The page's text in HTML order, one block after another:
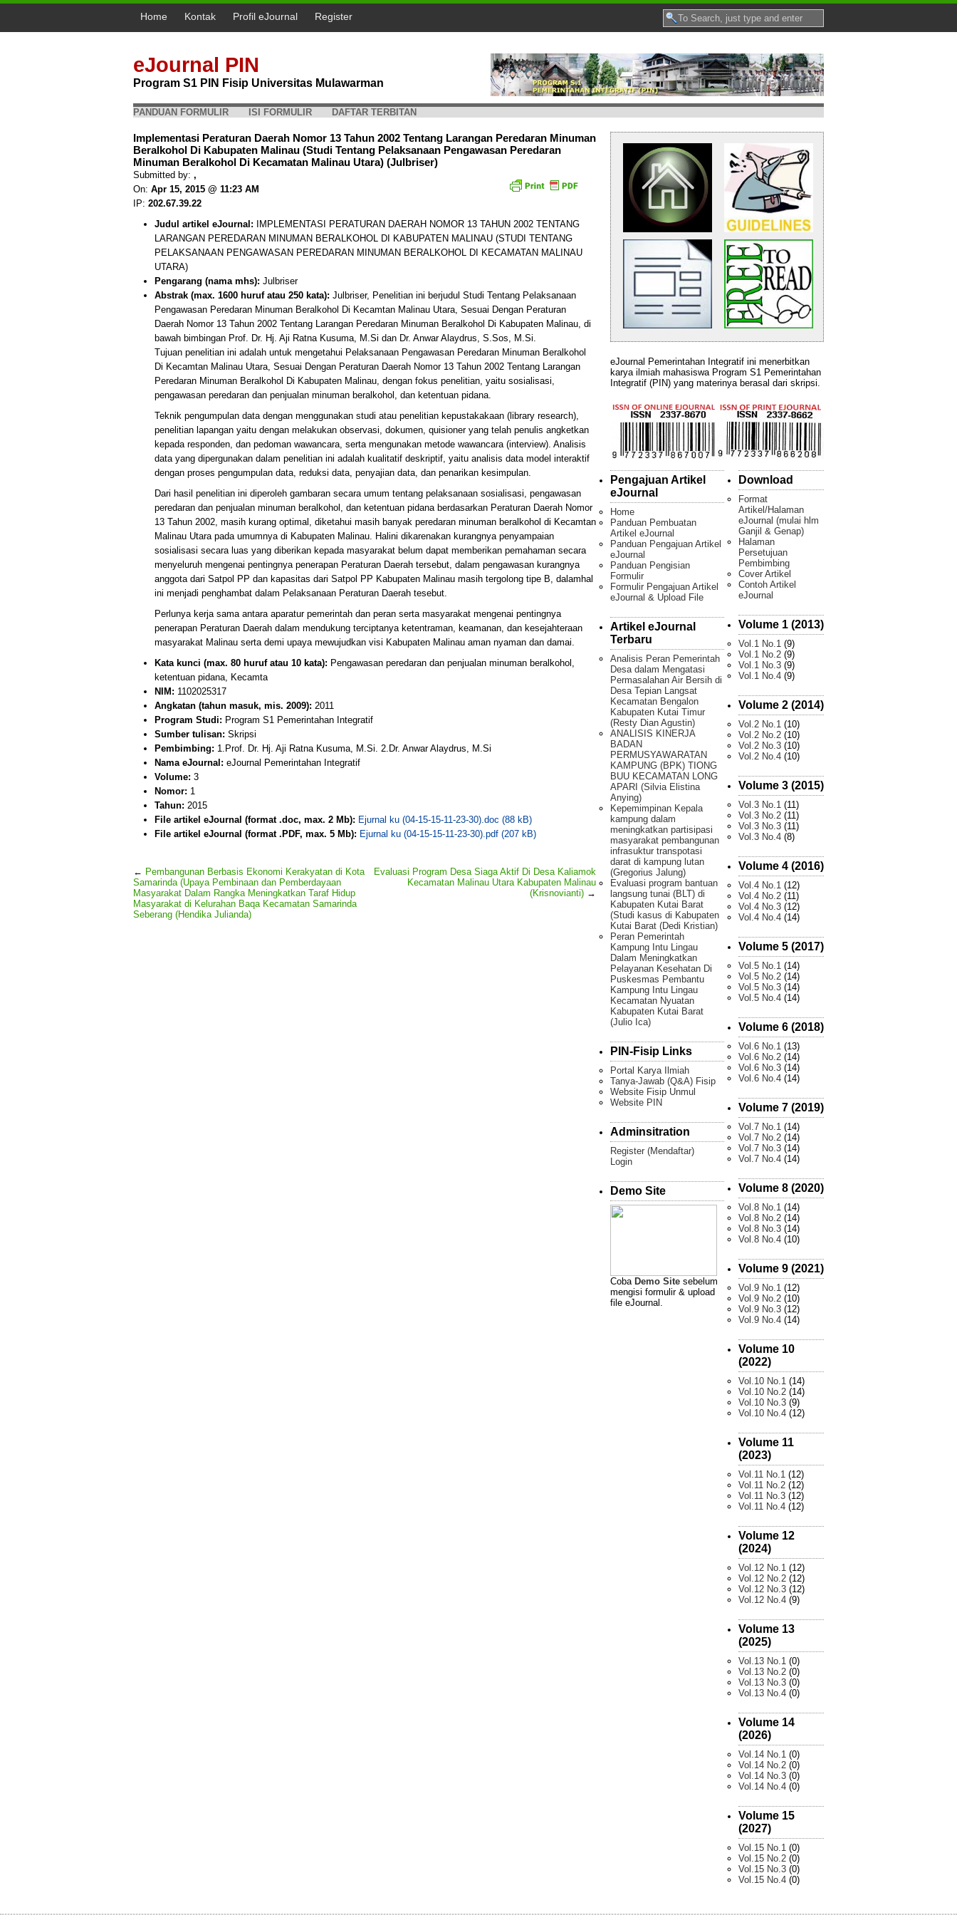
Home Kontak Profil eJournal Register
eJournal PIN
Program S1 PIN Fisip Universitas Mulawarman
PANDUAN FORMULIR ISI FORMULIR DAFTAR TERBITAN
Implementasi Peraturan Daerah Nomor 13 Tahun 2002 Tentang Larangan Peredaran Minuman
Beralkohol Di Kabupaten Malinau (Studi Tentang Pelaksanaan Pengawasan Peredaran
Minuman Beralkohol Di Kecamatan Malinau Utara) (Julbriser)
Submitted by: ,
On: Apr 15, 2015 @ 11:23 AM
IP: 202.67.39.22
Judul artikel eJournal: IMPLEMENTASI PERATURAN DAERAH NOMOR 13 TAHUN 2002 TENTANG
LARANGAN PEREDARAN MINUMAN BERALKOHOL DI KABUPATEN MALINAU (STUDI TENTANG
PELAKSANAAN PENGAWASAN PEREDARAN MINUMAN BERALKOHOL DI KECAMATAN MALINAU
UTARA)
Pengarang (nama mhs): Julbriser
Abstrak (max. 1600 huruf atau 250 kata): Julbriser, Penelitian ini berjudul Studi Tentang Pelaksanaan
Pengawasan Peredaran Minuman Beralkohol Di Kecamtan Malinau Utara, Sesuai Dengan Peraturan
Daerah Nomor 13 Tahun 2002 Tentang Larangan Peredaran Minuman Beralkohol Di Kabupaten Malinau, di
bawah bimbingan Prof. Dr. Hj. Aji Ratna Kusuma, M.Si dan Dr. Anwar Alaydrus, S.Sos, M.Si.
Tujuan penelitian ini adalah untuk mengetahui Pelaksanaan Pengawasan Peredaran Minuman Beralkohol
Di Kecamtan Malinau Utara, Sesuai Dengan Peraturan Daerah Nomor 13 Tahun 2002 Tentang Larangan
Peredaran Minuman Beralkohol Di Kabupaten Malinau, dengan fokus penelitian, yaitu sosialisasi,
pengawasan peredaran dan penjualan minuman beralkohol, dan ketentuan pidana.
Teknik pengumpulan data dengan menggunakan studi atau penelitian kepustakakaan (library research),
penelitian lapangan yaitu dengan melakukan observasi, dokumen, quisioner yang telah penulis angketkan
kepada responden, dan pedoman wawancara, serta mengunakan metode wawancara (interview). Analisis
data yang dipergunakan dalam penelitian ini adalah kualitatif deskriptif, yaitu analisis data model interaktif
dengan proses pengumpulan data, reduksi data, penyajian data, dan penarikan kesimpulan.
Dari hasil penelitian ini diperoleh gambaran secara umum tentang pelaksanaan sosialisasi, pengawasan
peredaran dan penjualan minuman beralkohol, dan ketentuan pidana berdasarkan Peraturan Daerah Nomor
13 Tahun 2002, masih kurang optimal, diketahui masih banyak peredaran minuman beralkohol di Kecamtan
Malinau Utara pada umumnya di Kabupaten Malinau. Halini dikarenakan kurangnya penyampaian
sosialisasi secara luas yang diberikan kepada masyarakat belum dapat memberikan pemahaman secara
menyeluruh mengenai pentingnya penerapan Peraturan Daerah tersebut, dalam pengawasan kurangnya
anggota dari Satpol PP dan kapasitas dari Satpol PP Kabupaten Malinau masih tergolong tipe B, dalamhal
ini menjadi penghambat dalam Pelaksanaan Peraturan Daerah tesebut.
Perlunya kerja sama antara aparatur pemerintah dan peran serta masyarakat mengenai pentingnya
penerapan Peraturan Daerah dalam mendukung terciptanya ketentraman, keamanan, dan kesejahteraan
masyarakat Malinau serta demi upaya mewujudkan visi Kabupaten Malinau aman nyaman dan damai.
Kata kunci (max. 80 huruf atau 10 kata): Pengawasan peredaran dan penjualan minuman beralkohol,
ketentuan pidana, Kecamta
NIM: 1102025317
Angkatan (tahun masuk, mis. 2009): 2011
Program Studi: Program S1 Pemerintahan Integratif
Sumber tulisan: Skripsi
Pembimbing: 1.Prof. Dr. Hj. Aji Ratna Kusuma, M.Si. 2.Dr. Anwar Alaydrus, M.Si
Nama eJournal: eJournal Pemerintahan Integratif
Volume: 3
Nomor: 1
Tahun: 2015
File artikel eJournal (format .doc, max. 2 Mb): Ejurnal ku (04-15-15-11-23-30).doc (88 kB)
File artikel eJournal (format .PDF, max. 5 Mb): Ejurnal ku (04-15-15-11-23-30).pdf (207 kB)
← Pembangunan Berbasis Ekonomi Kerakyatan di Kota
Samarinda (Upaya Pembinaan dan Pemberdayaan
Masyarakat Dalam Rangka Meningkatkan Taraf Hidup
Masyarakat di Kelurahan Baqa Kecamatan Samarinda
Seberang (Hendika Julianda)
Evaluasi Program Desa Siaga Aktif Di Desa Kaliamok
Kecamatan Malinau Utara Kabupaten Malinau
(Krisnovianti) →
eJournal Pemerintahan Integratif ini menerbitkan
karya ilmiah mahasiswa Program S1 Pemerintahan
Integratif (PIN) yang materinya berasal dari skripsi.
Pengajuan Artikel
eJournal
Home
Panduan Pembuatan
Artikel eJournal
Panduan Pengajuan Artikel
eJournal
Panduan Pengisian
Formulir
Formulir Pengajuan Artikel
eJournal & Upload File
Artikel eJournal
Terbaru
Analisis Peran Pemerintah
Desa dalam Mengatasi
Permasalahan Air Bersih di
Desa Tepian Langsat
Kecamatan Bengalon
Kabupaten Kutai Timur
(Resty Dian Agustin)
ANALISIS KINERJA
BADAN
PERMUSYAWARATAN
KAMPUNG (BPK) TIONG
BUU KECAMATAN LONG
APARI (Silvia Elistina
Anying)
Kepemimpinan Kepala
kampung dalam
meningkatkan partisipasi
masyarakat pembangunan
infrasuktur transpotasi
darat di kampung lutan
(Gregorius Jalung)
Evaluasi program bantuan
langsung tunai (BLT) di
Kabupaten Kutai Barat
(Studi kasus di Kabupaten
Kutai Barat (Dedi Kristian)
Peran Pemerintah
Kampung Intu Lingau
Dalam Meningkatkan
Pelayanan Kesehatan Di
Puskesmas Pembantu
Kampung Intu Lingau
Kecamatan Nyuatan
Kabupaten Kutai Barat
(Julio Ica)
PIN-Fisip Links
Portal Karya Ilmiah
Tanya-Jawab (Q&A) Fisip
Website Fisip Unmul
Website PIN
Adminsitration
Register (Mendaftar)
Login
Demo Site
Coba Demo Site sebelum
mengisi formulir & upload
file eJournal.
Download
Format
Artikel/Halaman
eJournal (mulai hlm
Ganjil & Genap)
Halaman
Persetujuan
Pembimbing
Cover Artikel
Contoh Artikel
eJournal
Volume 1 (2013)
Vol.1 No.1 (9)
Vol.1 No.2 (9)
Vol.1 No.3 (9)
Vol.1 No.4 (9)
Volume 2 (2014)
Vol.2 No.1 (10)
Vol.2 No.2 (10)
Vol.2 No.3 (10)
Vol.2 No.4 (10)
Volume 3 (2015)
Vol.3 No.1 (11)
Vol.3 No.2 (11)
Vol.3 No.3 (11)
Vol.3 No.4 (8)
Volume 4 (2016)
Vol.4 No.1 (12)
Vol.4 No.2 (11)
Vol.4 No.3 (12)
Vol.4 No.4 (14)
Volume 5 (2017)
Vol.5 No.1 (14)
Vol.5 No.2 (14)
Vol.5 No.3 (14)
Vol.5 No.4 (14)
Volume 6 (2018)
Vol.6 No.1 (13)
Vol.6 No.2 (14)
Vol.6 No.3 (14)
Vol.6 No.4 (14)
Volume 7 (2019)
Vol.7 No.1 (14)
Vol.7 No.2 (14)
Vol.7 No.3 (14)
Vol.7 No.4 (14)
Volume 8 (2020)
Vol.8 No.1 (14)
Vol.8 No.2 (14)
Vol.8 No.3 (14)
Vol.8 No.4 (10)
Volume 9 (2021)
Vol.9 No.1 (12)
Vol.9 No.2 (10)
Vol.9 No.3 (12)
Vol.9 No.4 (14)
Volume 10
(2022)
Vol.10 No.1 (14)
Vol.10 No.2 (14)
Vol.10 No.3 (9)
Vol.10 No.4 (12)
Volume 11
(2023)
Vol.11 No.1 (12)
Vol.11 No.2 (12)
Vol.11 No.3 (12)
Vol.11 No.4 (12)
Volume 12
(2024)
Vol.12 No.1 (12)
Vol.12 No.2 (12)
Vol.12 No.3 (12)
Vol.12 No.4 (9)
Volume 13
(2025)
Vol.13 No.1 (0)
Vol.13 No.2 (0)
Vol.13 No.3 (0)
Vol.13 No.4 (0)
Volume 14
(2026)
Vol.14 No.1 (0)
Vol.14 No.2 (0)
Vol.14 No.3 (0)
Vol.14 No.4 (0)
Volume 15
(2027)
Vol.15 No.1 (0)
Vol.15 No.2 (0)
Vol.15 No.3 (0)
Vol.15 No.4 (0)